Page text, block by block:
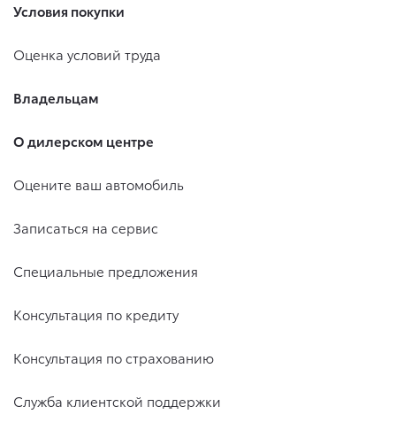
Условия покупки
Оценка условий труда
Владельцам
О дилерском центре
Оцените ваш автомобиль
Записаться на сервис
Специальные предложения
Консультация по кредиту
Консультация по страхованию
Служба клиентской поддержки